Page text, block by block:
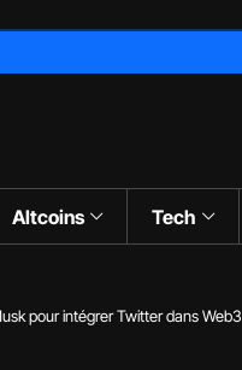
Altcoins Tech
pour intégrer Twitter dans Web3